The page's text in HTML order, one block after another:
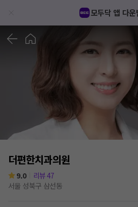
모두닥 앱 다운
/3
더편한치과의원
9.0 리뷰47
서울 성북구 삼선동